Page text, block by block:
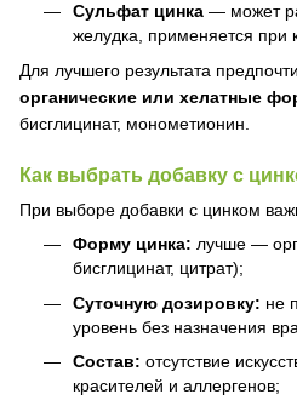
Сульфат цинка — может
желудка, применяется при
Для лучшего результата
органические или хелатные
бисглицинат, монометионин.
Как выбрать добавку с
При выборе добавки с цинком
Форму цинка: лучше —
бисглицинат, цитрат);
Суточную дозировку: не
уровень без назначения
Состав: отсутствие
красителей и аллергенов;